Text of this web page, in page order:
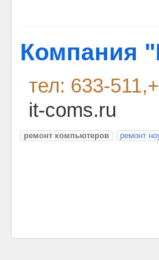
Компания
тел: 633-
it-coms.ru
ремонт компьютеров ремонт